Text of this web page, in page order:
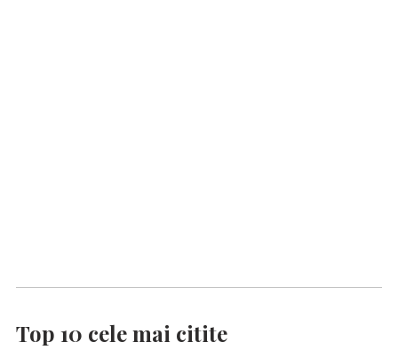
Top 10 cele mai citite